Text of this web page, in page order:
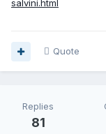
salvini.html
Quote
Replies
81